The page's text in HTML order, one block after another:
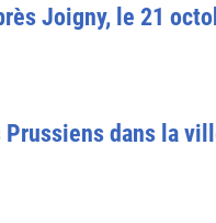
Joigny, le 21
dans la